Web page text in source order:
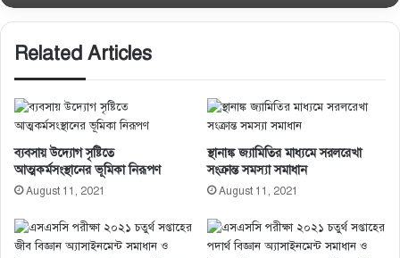
Related Articles
ব্যবসায় উদ্যোগ সৃষ্টিতে
আত্মকর্মসংস্থানের ভূমিকা নিরূপণ
August 11, 2021
স্থানাঙ্ক জ্যামিতির মাধ্যমে সরলরেখা
সংক্রান্ত সমস্যা সমাধান
August 11, 2021